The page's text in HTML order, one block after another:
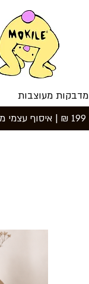
מדבקות מעוצבות